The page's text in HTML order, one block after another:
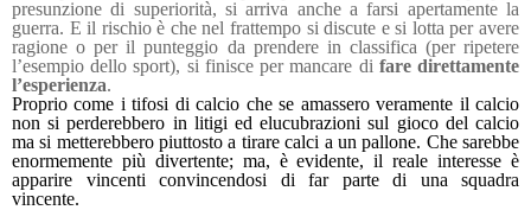
presunzione di superiorità, si arriva anche a farsi apertamente la
guerra. E il rischio è che nel frattempo si discute e si lotta per avere
ragione o per il punteggio da prendere in classifica (per ripetere
l’esempio dello sport), si finisce per mancare di fare direttamente
l’esperienza.
Proprio come i tifosi di calcio che se amassero veramente il calcio
non si perderebbero in litigi ed elucubrazioni sul gioco del calcio
ma si metterebbero piuttosto a tirare calci a un pallone. Che sarebbe
enormemente più divertente; ma, è evidente, il reale interesse è
apparire vincenti convincendosi di far parte di una squadra
vincente.